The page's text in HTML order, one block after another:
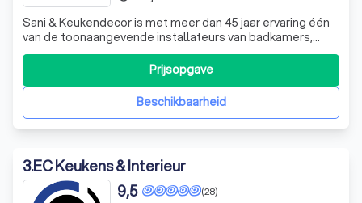
Sani & Keukendecor is met meer dan 45 jaar ervaring één
van de toonaangevende installateurs van badkamers,
sanitair, keukens en verwarming in de regio. Wij werken
uitsluitend met topmateriaal en bieden een niet te
evenaren service en begeleiding. Sani & Keukendecor is
niet alleen uw partner bij nieuBeschikbaarheid
Prijsopgave
3.EC Keukens & Interieur
(28)
9,5